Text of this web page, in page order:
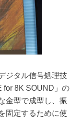
ジタル信号処理技
for 8K SOUND」の
金型で成型し、振
固定するために使